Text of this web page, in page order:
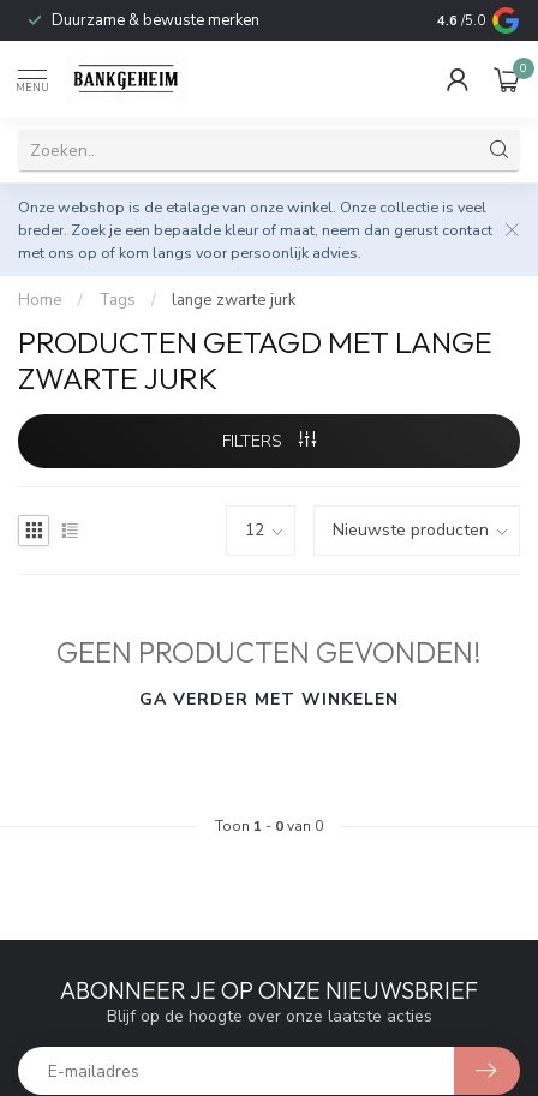
Duurzame & bewuste merken 4.6 /5.0
MENU
0
Onze webshop is de etalage van onze winkel. Onze collectie is veel
breder. Zoek je een bepaalde kleur of maat, neem dan gerust contact
met ons op of kom langs voor persoonlijk advies.
Home / Tags / lange zwarte jurk
PRODUCTEN GETAGD MET LANGE
ZWARTE JURK
FILTERS
GEEN PRODUCTEN GEVONDEN!
GA VERDER MET WINKELEN
Toon 1 - 0van 0
ABONNEER JE OP ONZE NIEUWSBRIEF
Blijf op de hoogte over onze laatste acties